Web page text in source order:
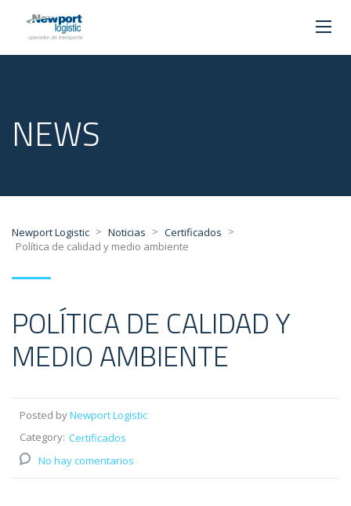
NEWS
Newport Logistic > Noticias > Certificados >
Política de calidad y medio ambiente
POLÍTICA DE CALIDAD Y
MEDIO AMBIENTE
Posted byNewport Logistic
Category: Certificados
No hay comentarios